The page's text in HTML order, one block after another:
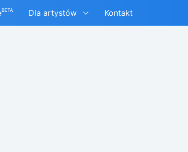
BETA Dla artystów Kontakt